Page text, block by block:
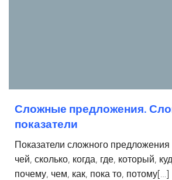
Сложные предложения.
показатели
Показатели сложного предложения
чей, сколько, когда, где, который,
почему, чем, как, пока то, потому[…]